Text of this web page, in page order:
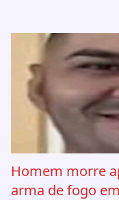
Homem morre
arma de fogo